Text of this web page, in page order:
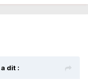
a dit :